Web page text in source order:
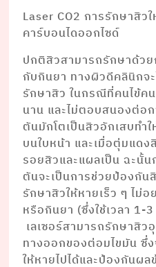
Laser CO2 การรักษาสิวใ
คาร์บอนไดออกไซด์
ปกติสิวสามารถรักษาด้ว
กับกินยา ทางผิวดีคลินิกจะ
รักษาสิว ในกรณีที่คนไข้ค
นาน และไม่ตอบสนองต่อ
ตันมักโตเป็นสิวอักเสบทำ
บนใบหน้า และเมื่อตุ่มแดง
รอยสิวและแผลเป็น ฉะนั้
ตันจะเป็นการช่วยป้องกัน
รักษาสิวให้หายเร็ว ๆ ไม่
หรือกินยา (ซึ่งใช้เวลา 1-
เลเซอร์สามารถรักษาสิว
ทางออกของต่อมไขมัน ซึ่
ให้หายไปได้และป้องกันผ